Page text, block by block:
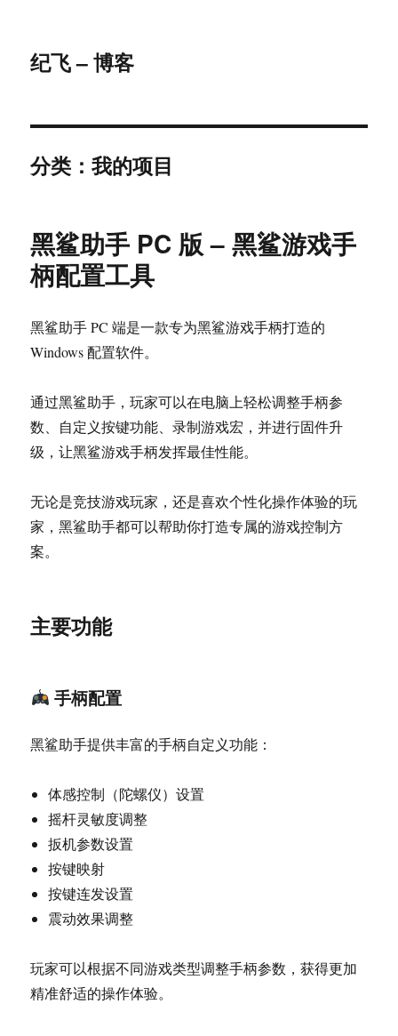
纪飞 – 博客
分类：我的项目
黑鲨助手 PC 版 – 黑鲨游戏手
柄配置工具
黑鲨助手 PC 端是一款专为黑鲨游戏手柄打造的
Windows 配置软件。
通过黑鲨助手，玩家可以在电脑上轻松调整手柄参
数、自定义按键功能、录制游戏宏，并进行固件升
级，让黑鲨游戏手柄发挥最佳性能。
无论是竞技游戏玩家，还是喜欢个性化操作体验的玩
家，黑鲨助手都可以帮助你打造专属的游戏控制方
案。
主要功能
手柄配置
黑鲨助手提供丰富的手柄自定义功能：
体感控制（陀螺仪）设置
摇杆灵敏度调整
扳机参数设置
按键映射
按键连发设置
震动效果调整
玩家可以根据不同游戏类型调整手柄参数，获得更加
精准舒适的操作体验。